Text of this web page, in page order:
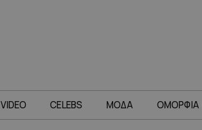
VIDEO CELEBS ΜΟΔΑ ΟΜΟΡΦΙΑ